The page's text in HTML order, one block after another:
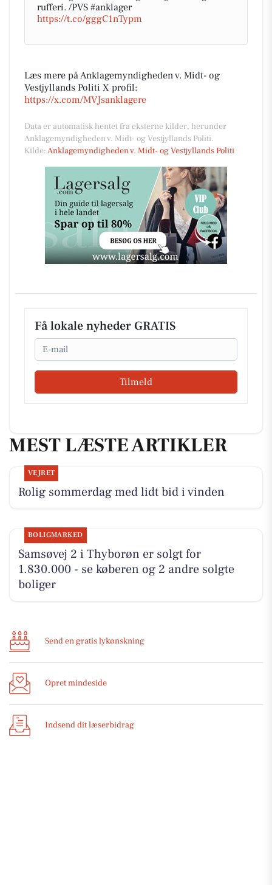
rufferi. /PVS #anklager
https://t.co/gggC1nTypm
Læs mere på Anklagemyndigheden v. Midt- og
Vestjyllands Politi X profil:
https://x.com/MVJsanklagere
Data er automatisk hentet fra eksterne kilder, herunder
Anklagemyndigheden v. Midt- og Vestjyllands Politi.
Kilde:Anklagemyndigheden v. Midt- og Vestjyllands Politi
Få lokale nyheder GRATIS
Email
Tilmeld
MEST LÆSTE ARTIKLER
VEJRET
Rolig sommerdag med lidt bid i vinden
BOLIGMARKED
Samsøvej 2 i Thyborøn er solgt for
1.830.000 - se køberen og 2 andre solgte
boliger
Send en gratis lykønskning
Opret mindeside
Indsend dit læserbidrag